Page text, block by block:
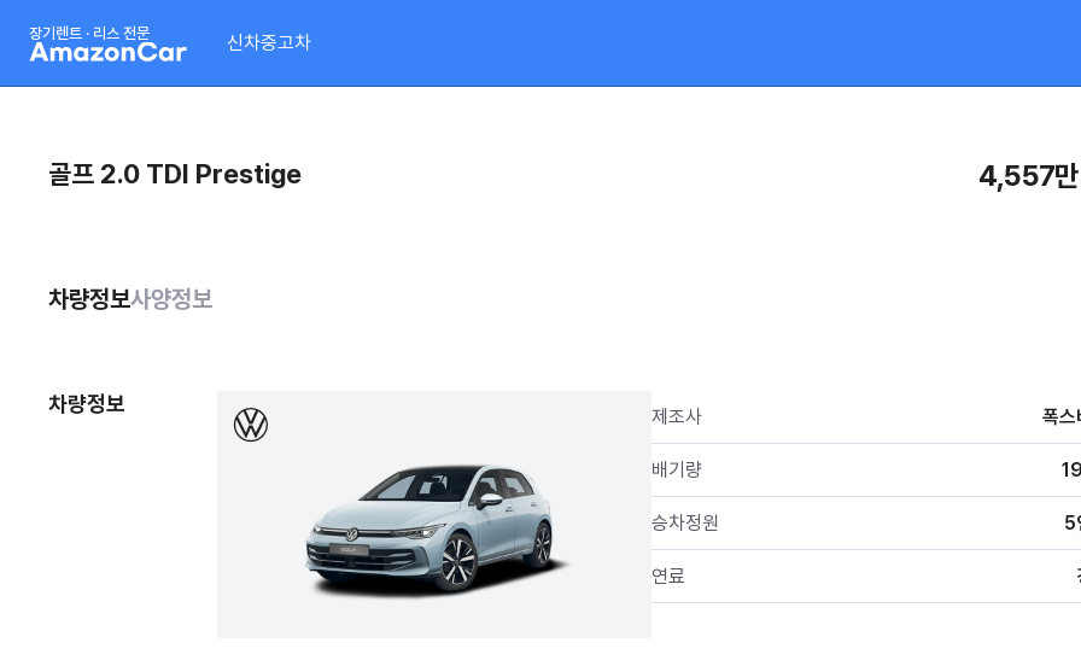
장기렌트 · 리스 전문 신차중고차
골프 2.0 TDI Prestige 4,557
차량정보사양정보
차량정보
제조사 폭스
배기량
승차정원 5
연료